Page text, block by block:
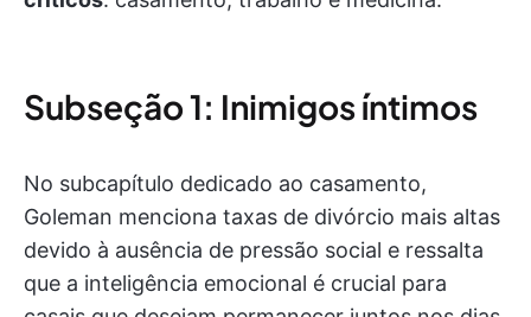
Subseção 1: Inimigos íntimos
No subcapítulo dedicado ao casamento,
Goleman menciona taxas de divórcio mais altas
devido à ausência de pressão social e ressalta
que a inteligência emocional é crucial para